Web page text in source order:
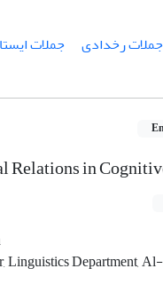
جملات رخدادی جملات ایستا
Relations in
Linguistics Department,